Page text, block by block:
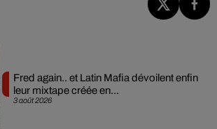
3 août 2026
Fred again.. et Latin Mafia dévoilent enfin
leur mixtape créée en...